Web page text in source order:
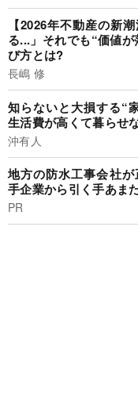
【2026年不動産の新
る...」それでも“価値
び方とは?
長嶋 修
知らないと大損する“
生活費が高くて暮らせ
沖有人
地方の防水工事会社
手企業から引く手あま
PR